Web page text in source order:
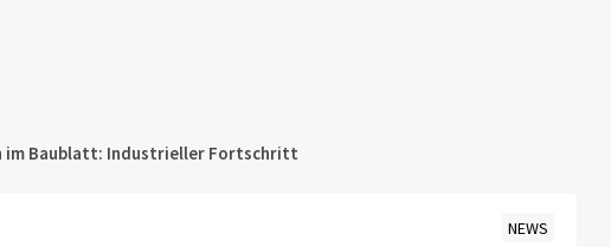
im Baublatt: Industrieller Fortschritt
NEWS